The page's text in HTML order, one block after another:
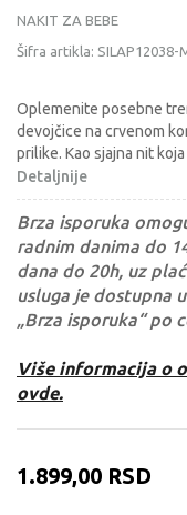
NAKIT ZA BEBE
Šifra artikla: SILAP12038-
Oplemenite posebne
devojčice na crvenom
prilike. Kao sjajna nit
Detaljnije
Brza isporuka
radnim danima do
dana do 20h, uz
usluga je dostupna
„Brza isporuka“ po
Više informacija o
ovde.
1.899,00 RSD